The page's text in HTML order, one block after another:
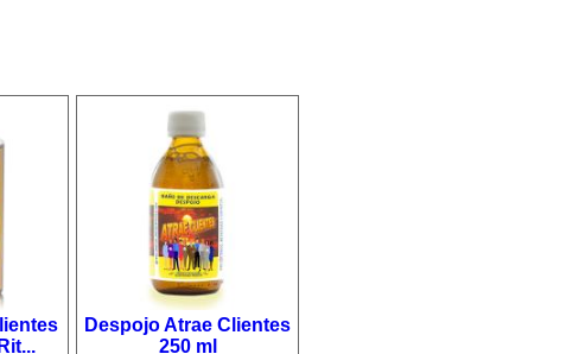
Despojo Atrae Clientes
250 ml